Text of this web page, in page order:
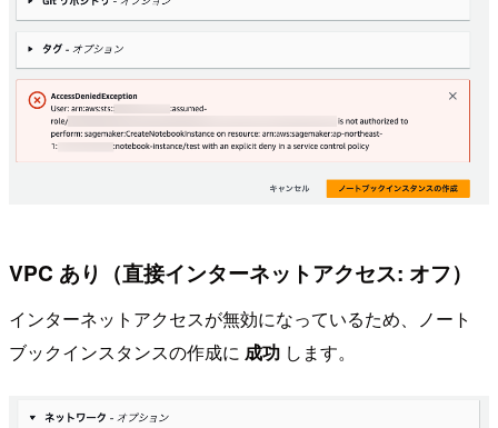
VPC あり（直接インターネットアクセス: オフ）
インターネットアクセスが無効になっているため、ノート
ブックインスタンスの作成に 成功 します。